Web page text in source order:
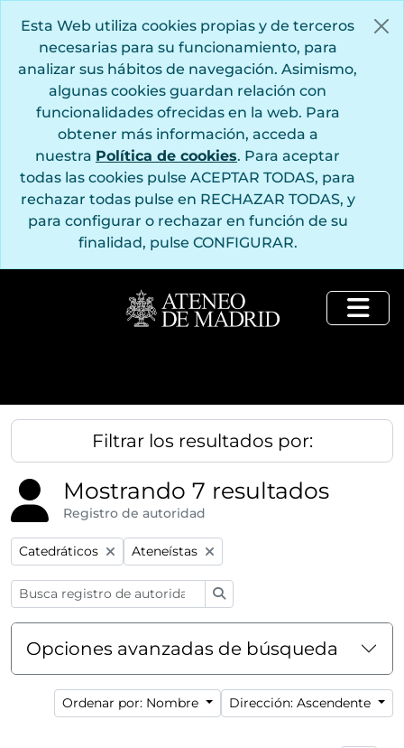
Esta Web utiliza cookies propias y de terceros
necesarias para su funcionamiento, para
analizar sus hábitos de navegación. Asimismo,
algunas cookies guardan relación con
funcionalidades ofrecidas en la web. Para
obtener más información, acceda a
nuestra Política de cookies. Para aceptar
todas las cookies pulse ACEPTAR TODAS, para
rechazar todas pulse en RECHAZAR TODAS, y
para configurar o rechazar en función de su
finalidad, pulse CONFIGURAR.
Filtrar los resultados por:
Mostrando 7 resultados
Registro de autoridad
Remove filter:
Catedráticos Remove filter:
Ateneístas
Opciones avanzadas de búsqueda
Ordenar por: Nombre Dirección: Ascendente